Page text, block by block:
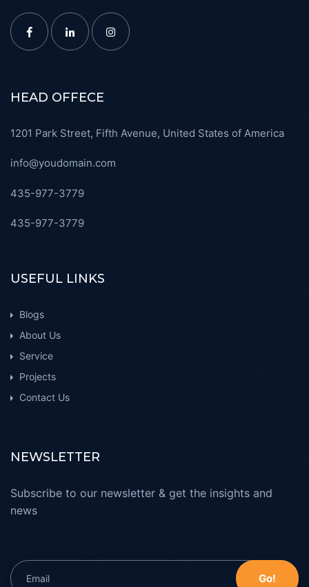
HEAD OFFECE
1201 Park Street, Fifth Avenue, United States of America
info@youdomain.com
435-977-3779
435-977-3779
USEFUL LINKS
Blogs
About Us
Service
Projects
Contact Us
NEWSLETTER
Subscribe to our newsletter & get the insights and
news